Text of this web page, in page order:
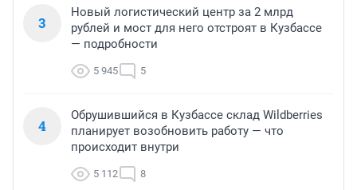
3
Новый логистический центр за 2 млрд
рублей и мост для него отстроят в Кузбассе
— подробности
5 945 5
4
Обрушившийся в Кузбассе склад Wildberries
планирует возобновить работу — что
происходит внутри
5 112 8